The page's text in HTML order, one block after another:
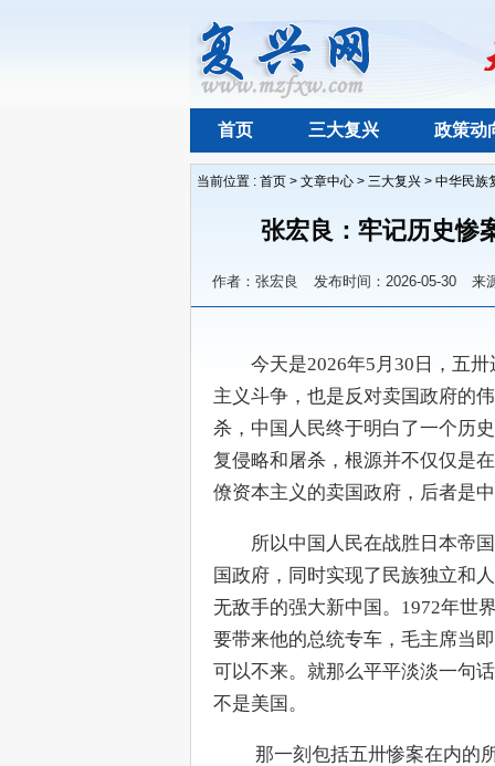
首页 三大复兴 政策动
当前位置 : 首页 > 文章中心 > 三大复兴 > 中华民族
张宏良：牢记历史惨
作者：张宏良 发布时间：2026-05-30 来
今天是2026年5月30日，五卅
主义斗争，也是反对卖国政府的
杀，中国人民终于明白了一个历
复侵略和屠杀，根源并不仅仅是
僚资本主义的卖国政府，后者是
所以中国人民在战胜日本帝国
国政府，同时实现了民族独立和
无敌手的强大新中国。1972年世
要带来他的总统专车，毛主席当
可以不来。就那么平平淡淡一句
不是美国。
那一刻包括五卅惨案在内的所